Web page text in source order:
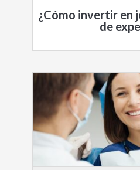
¿Cómo invertir en
de